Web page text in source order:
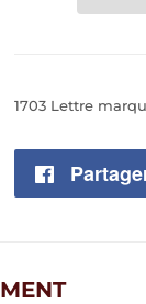
1703 Lettre